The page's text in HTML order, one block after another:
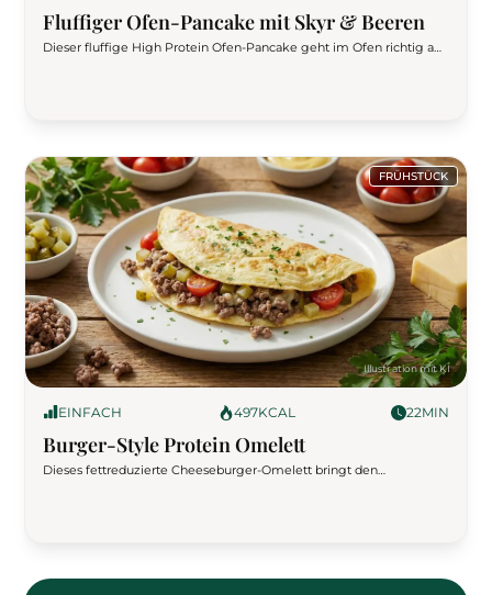
Fluffiger Ofen-Pancake mit Skyr & Beeren
Dieser fluffige High Protein Ofen-Pancake geht im Ofen richtig auf
FRÜHSTÜCK
EINFACH 497KCAL 22MIN
Burger-Style Protein Omelett
Dieses fettreduzierte Cheeseburger-Omelett bringt den